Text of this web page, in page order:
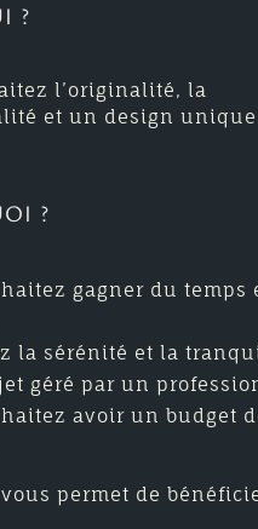
?
l’originalité, la
et un design unique
?
gagner du temps
la sérénité et la
géré par un
avoir un budget
permet de